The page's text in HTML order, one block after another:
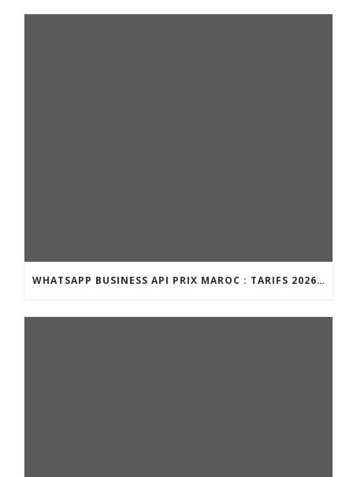
WHATSAPP BUSINESS API PRIX MAROC : TARIFS 2026 ET GUIDE COMPLET